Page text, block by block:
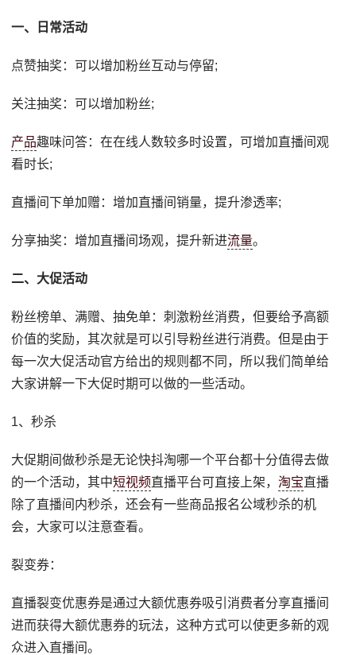
一、日常活动
点赞抽奖：可以增加粉丝互动与停留;
关注抽奖：可以增加粉丝;
产品趣味问答：在在线人数较多时设置，可增加直播间观
看时长;
直播间下单加赠：增加直播间销量，提升渗透率;
分享抽奖：增加直播间场观，提升新进流量。
二、大促活动
粉丝榜单、满赠、抽免单：刺激粉丝消费，但要给予高额
价值的奖励，其次就是可以引导粉丝进行消费。但是由于
每一次大促活动官方给出的规则都不同，所以我们简单给
大家讲解一下大促时期可以做的一些活动。
1、秒杀
大促期间做秒杀是无论快抖淘哪一个平台都十分值得去做
的一个活动，其中短视频直播平台可直接上架，淘宝直播
除了直播间内秒杀，还会有一些商品报名公域秒杀的机
会，大家可以注意查看。
裂变券：
直播裂变优惠券是通过大额优惠券吸引消费者分享直播间
进而获得大额优惠券的玩法，这种方式可以使更多新的观
众进入直播间。